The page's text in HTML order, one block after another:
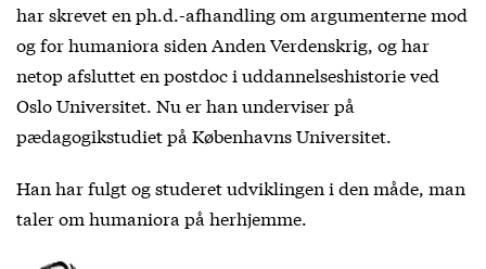
har skrevet en ph.d.-afhandling om argumenterne mod
og for humaniora siden Anden Verdenskrig, og har
netop afsluttet en postdoc i uddannelseshistorie ved
Oslo Universitet. Nu er han underviser på
pædagogikstudiet på Københavns Universitet.
Han har fulgt og studeret udviklingen i den måde, man
taler om humaniora på herhjemme.